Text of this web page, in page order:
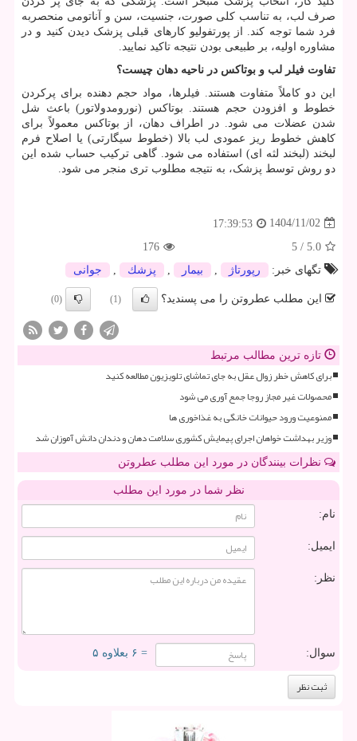
صرف لب، به تناسب کلی صورت، جنسیت، سن و آناتومی منحصربه
فرد شما توجه کند. از پورتفولیو کارهای قبلی پزشک دیدن کنید و در
مشاوره اولیه، بر طبیعی بودن نتیجه تاکید نمایید.
تفاوت فیلر لب و بوتاکس در ناحیه دهان چیست؟
این دو کاملاً متفاوت هستند. فیلرها، مواد حجم دهنده برای پرکردن
خطوط و افزودن حجم هستند. بوتاکس (نورومدولاتور) باعث شل
شدن عضلات می شود. در اطراف دهان، از بوتاکس معمولاً برای
کاهش خطوط ریز عمودی لب بالا (خطوط سیگارتی) یا اصلاح فرم
لبخند (لبخند لثه ای) استفاده می شود. گاهی ترکیب حساب شده این
دو روش توسط پزشک، به نتیجه مطلوب تری منجر می شود.
1404/11/02
17:39:53
5.0
/
5
176
تگهای خبر:
رپورتاژ بیمار پزشك جوانی
این مطلب عطروتن را می پسندید؟ (1)
(0)
تازه ترین مطالب مرتبط
برای کاهش خطر زوال عقل به جای تماشای تلویزیون مطالعه کنید
محصولات غیر مجاز روجا جمع آوری می شود
ممنوعیت ورود حیوانات خانگی به غذاخوری ها
وزیر بهداشت خواهان اجرای پیمایش کشوری سلامت دهان و دندان دانش آموزان شد
نظرات بینندگان در مورد این مطلب عطروتن
نظر شما در مورد این مطلب
نام:
ایمیل:
نظر:
سوال: = ۶ بعلاوه ۵